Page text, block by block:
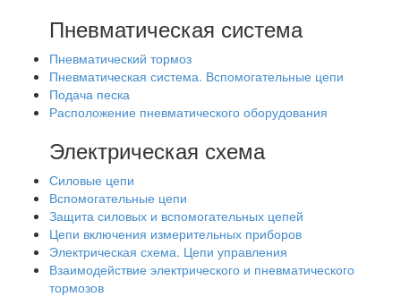
Пневматическая система
Пневматический тормоз
Пневматическая система. Вспомогательные цепи
Подача песка
Расположение пневматического оборудования
Электрическая схема
Силовые цепи
Вспомогательные цепи
Защита силовых и вспомогательных цепей
Цепи включения измерительных приборов
Электрическая схема. Цепи управления
Взаимодействие электрического и пневматического
тормозов